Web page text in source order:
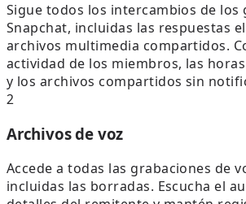
Sigue todos los intercambios de los
Snapchat, incluidas las respuestas
archivos multimedia compartidos.
actividad de los miembros, las
y los archivos compartidos sin
2
Archivos de voz
Accede a todas las grabaciones de
incluidas las borradas. Escucha el